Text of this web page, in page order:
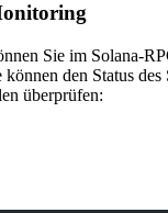
Sie im Solana-
den Status
überprüfen: